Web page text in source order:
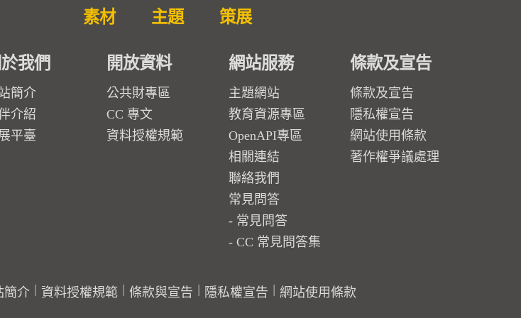
素材 主題 策展
我們
簡介
介紹
平臺
開放資料
公共財專區
CC 專文
資料授權規範
網站服務
主題網站
教育資源專區
OpenAPI專區
相關連結
聯絡我們
常見問答
常見問答
CC 常見問答集
條款及宣告
條款及宣告
隱私權宣告
網站使用條款
著作權爭議處理
簡介 資料授權規範 條款與宣告 隱私權宣告 網站使用條款